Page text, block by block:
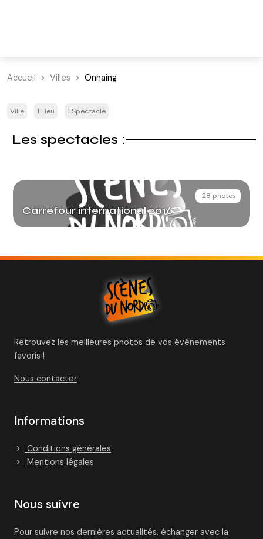
Accueil Villes Onnaing
Ville 1 Lieu 1 Spectacle
Les spectacles :
28 photos
Carrefour international 2016
Retrouvez les meilleures photos de vos événements
favoris !
Nous contacter
Informations
Conditions générales
Mentions légales
Nous suivre
Pour suivre nos dernières actualités, échanger avec la